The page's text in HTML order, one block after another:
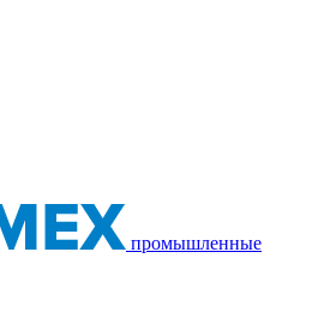
промышленные